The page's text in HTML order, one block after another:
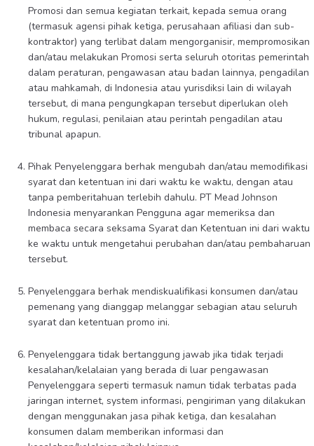
Promosi dan semua kegiatan terkait, kepada semua orang
(termasuk agensi pihak ketiga, perusahaan afiliasi dan sub-
kontraktor) yang terlibat dalam mengorganisir, mempromosikan
dan/atau melakukan Promosi serta seluruh otoritas pemerintah
dalam peraturan, pengawasan atau badan lainnya, pengadilan
atau mahkamah, di Indonesia atau yurisdiksi lain di wilayah
tersebut, di mana pengungkapan tersebut diperlukan oleh
hukum, regulasi, penilaian atau perintah pengadilan atau
tribunal apapun.
Pihak Penyelenggara berhak mengubah dan/atau memodifikasi
syarat dan ketentuan ini dari waktu ke waktu, dengan atau
tanpa pemberitahuan terlebih dahulu. PT Mead Johnson
Indonesia menyarankan Pengguna agar memeriksa dan
membaca secara seksama Syarat dan Ketentuan ini dari waktu
ke waktu untuk mengetahui perubahan dan/atau pembaharuan
tersebut.
Penyelenggara berhak mendiskualifikasi konsumen dan/atau
pemenang yang dianggap melanggar sebagian atau seluruh
syarat dan ketentuan promo ini.
Penyelenggara tidak bertanggung jawab jika tidak terjadi
kesalahan/kelalaian yang berada di luar pengawasan
Penyelenggara seperti termasuk namun tidak terbatas pada
jaringan internet, system informasi, pengiriman yang dilakukan
dengan menggunakan jasa pihak ketiga, dan kesalahan
konsumen dalam memberikan informasi dan